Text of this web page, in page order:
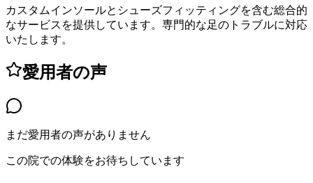
カスタムインソールとシューズフィッティングを含む総合的
なサービスを提供しています。専門的な足のトラブルに対応
いたします。
愛用者の声
まだ愛用者の声がありません
この院での体験をお待ちしています